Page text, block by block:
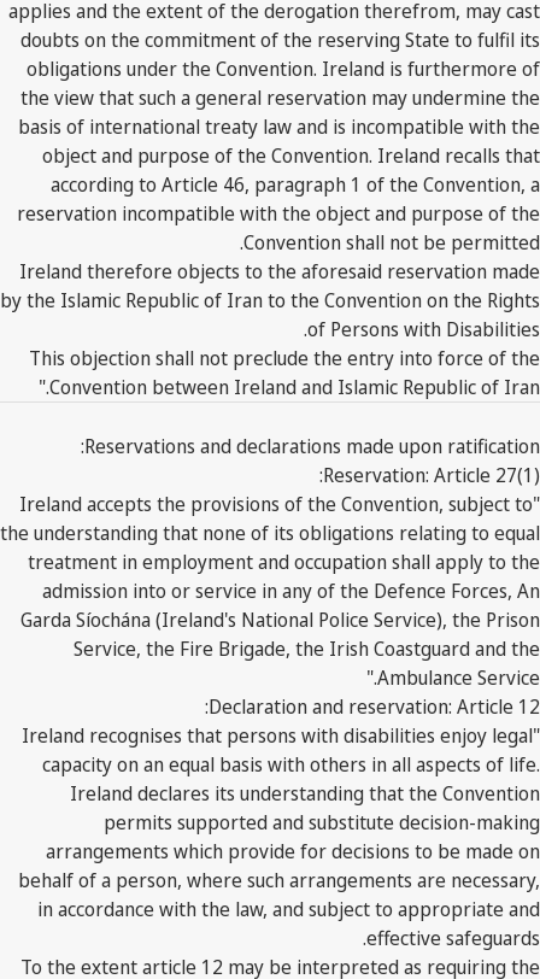
applies and the extent of the derogation therefrom, may cast
doubts on the commitment of the reserving State to fulfil its
obligations under the Convention. Ireland is furthermore of
the view that such a general reservation may undermine the
basis of international treaty law and is incompatible with the
object and purpose of the Convention. Ireland recalls that
according to Article 46, paragraph 1 of the Convention, a
reservation incompatible with the object and purpose of the
Convention shall not be permitted.
Ireland therefore objects to the aforesaid reservation made
by the Islamic Republic of Iran to the Convention on the Rights
of Persons with Disabilities.
This objection shall not preclude the entry into force of the
Convention between Ireland and Islamic Republic of Iran."
Reservations and declarations made upon ratification:
Reservation: Article 27(1):
"Ireland accepts the provisions of the Convention, subject to
the understanding that none of its obligations relating to equal
treatment in employment and occupation shall apply to the
admission into or service in any of the Defence Forces, An
Garda Síochána (Ireland's National Police Service), the Prison
Service, the Fire Brigade, the Irish Coastguard and the
Ambulance Service."
Declaration and reservation: Article 12:
"Ireland recognises that persons with disabilities enjoy legal
capacity on an equal basis with others in all aspects of life.
Ireland declares its understanding that the Convention
permits supported and substitute decision-making
arrangements which provide for decisions to be made on
behalf of a person, where such arrangements are necessary,
in accordance with the law, and subject to appropriate and
effective safeguards.
To the extent article 12 may be interpreted as requiring the